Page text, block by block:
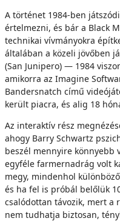
A történet 1984-ben
értelmezni, és bár a Black
technikai vívmányokra
általában a közeli jövőben
(San Junipero) — 1984
amikorra az Imagine
Bandersnatch című
került piacra, és alig 18
Az interaktív rész
ahogy Barry Schwartz
beszél mennyire könnyebb
egyféle farmernadrág volt
megy, mindenhol
és ha fel is próbál belőlük
csalódottan távozik, mert a
nem tudhatja biztosan,